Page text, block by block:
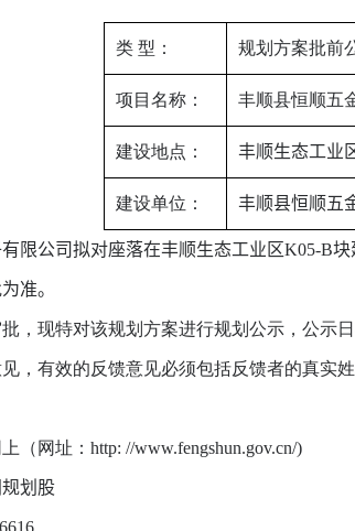
类 型： 规划方案批前
项目名称： 丰顺县恒顺五
建设地点： 丰顺生态工业
建设单位： 丰顺县恒顺五
限公司拟对座落在丰顺生态工业区K05-B块
准。
，现特对该规划方案进行规划公示，公示
，有效的反馈意见必须包括反馈者的真实
网址：http: //www.fengshun.gov.cn/)
划股